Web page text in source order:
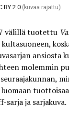
BY 2.0 (kuvaa rajattu)
välillä tuotettu
ansiosta
molemmin
tuottoisaa
sarja ja sarjakuva.